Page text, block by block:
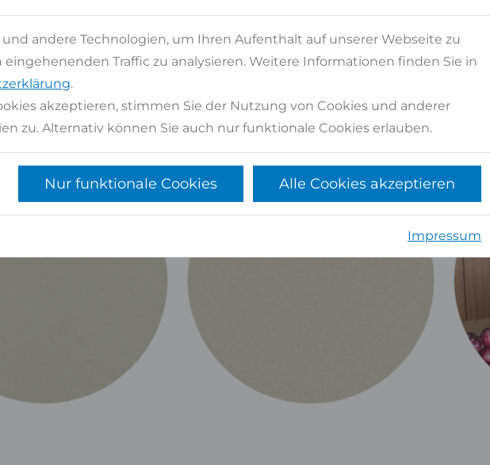
Materialien
4600 ORGANIC WHITE
andere Technologien, um Ihren Aufenthalt auf unserer Webseite zu
Traffic zu analysieren. Weitere Informationen finden Sie in
.
akzeptieren, stimmen Sie der Nutzung von Cookies und anderer
zu. Alternativ können Sie auch nur funktionale Cookies erlauben.
Nur funktionale Cookies Alle Cookies akzeptieren
Impressum